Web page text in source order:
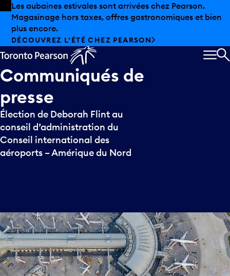
Skip to offers
Passer au contenu principal
Les aubaines estivales sont arrivées chez Pearson.
Magasinage hors taxes, offres gastronomiques et bien
plus encore.
DÉCOUVREZ L’ÉTÉ CHEZ PEARSON
Communiqués de
presse
Élection de Deborah Flint au
conseil d’administration du
Conseil international des
aéroports – Amérique du Nord